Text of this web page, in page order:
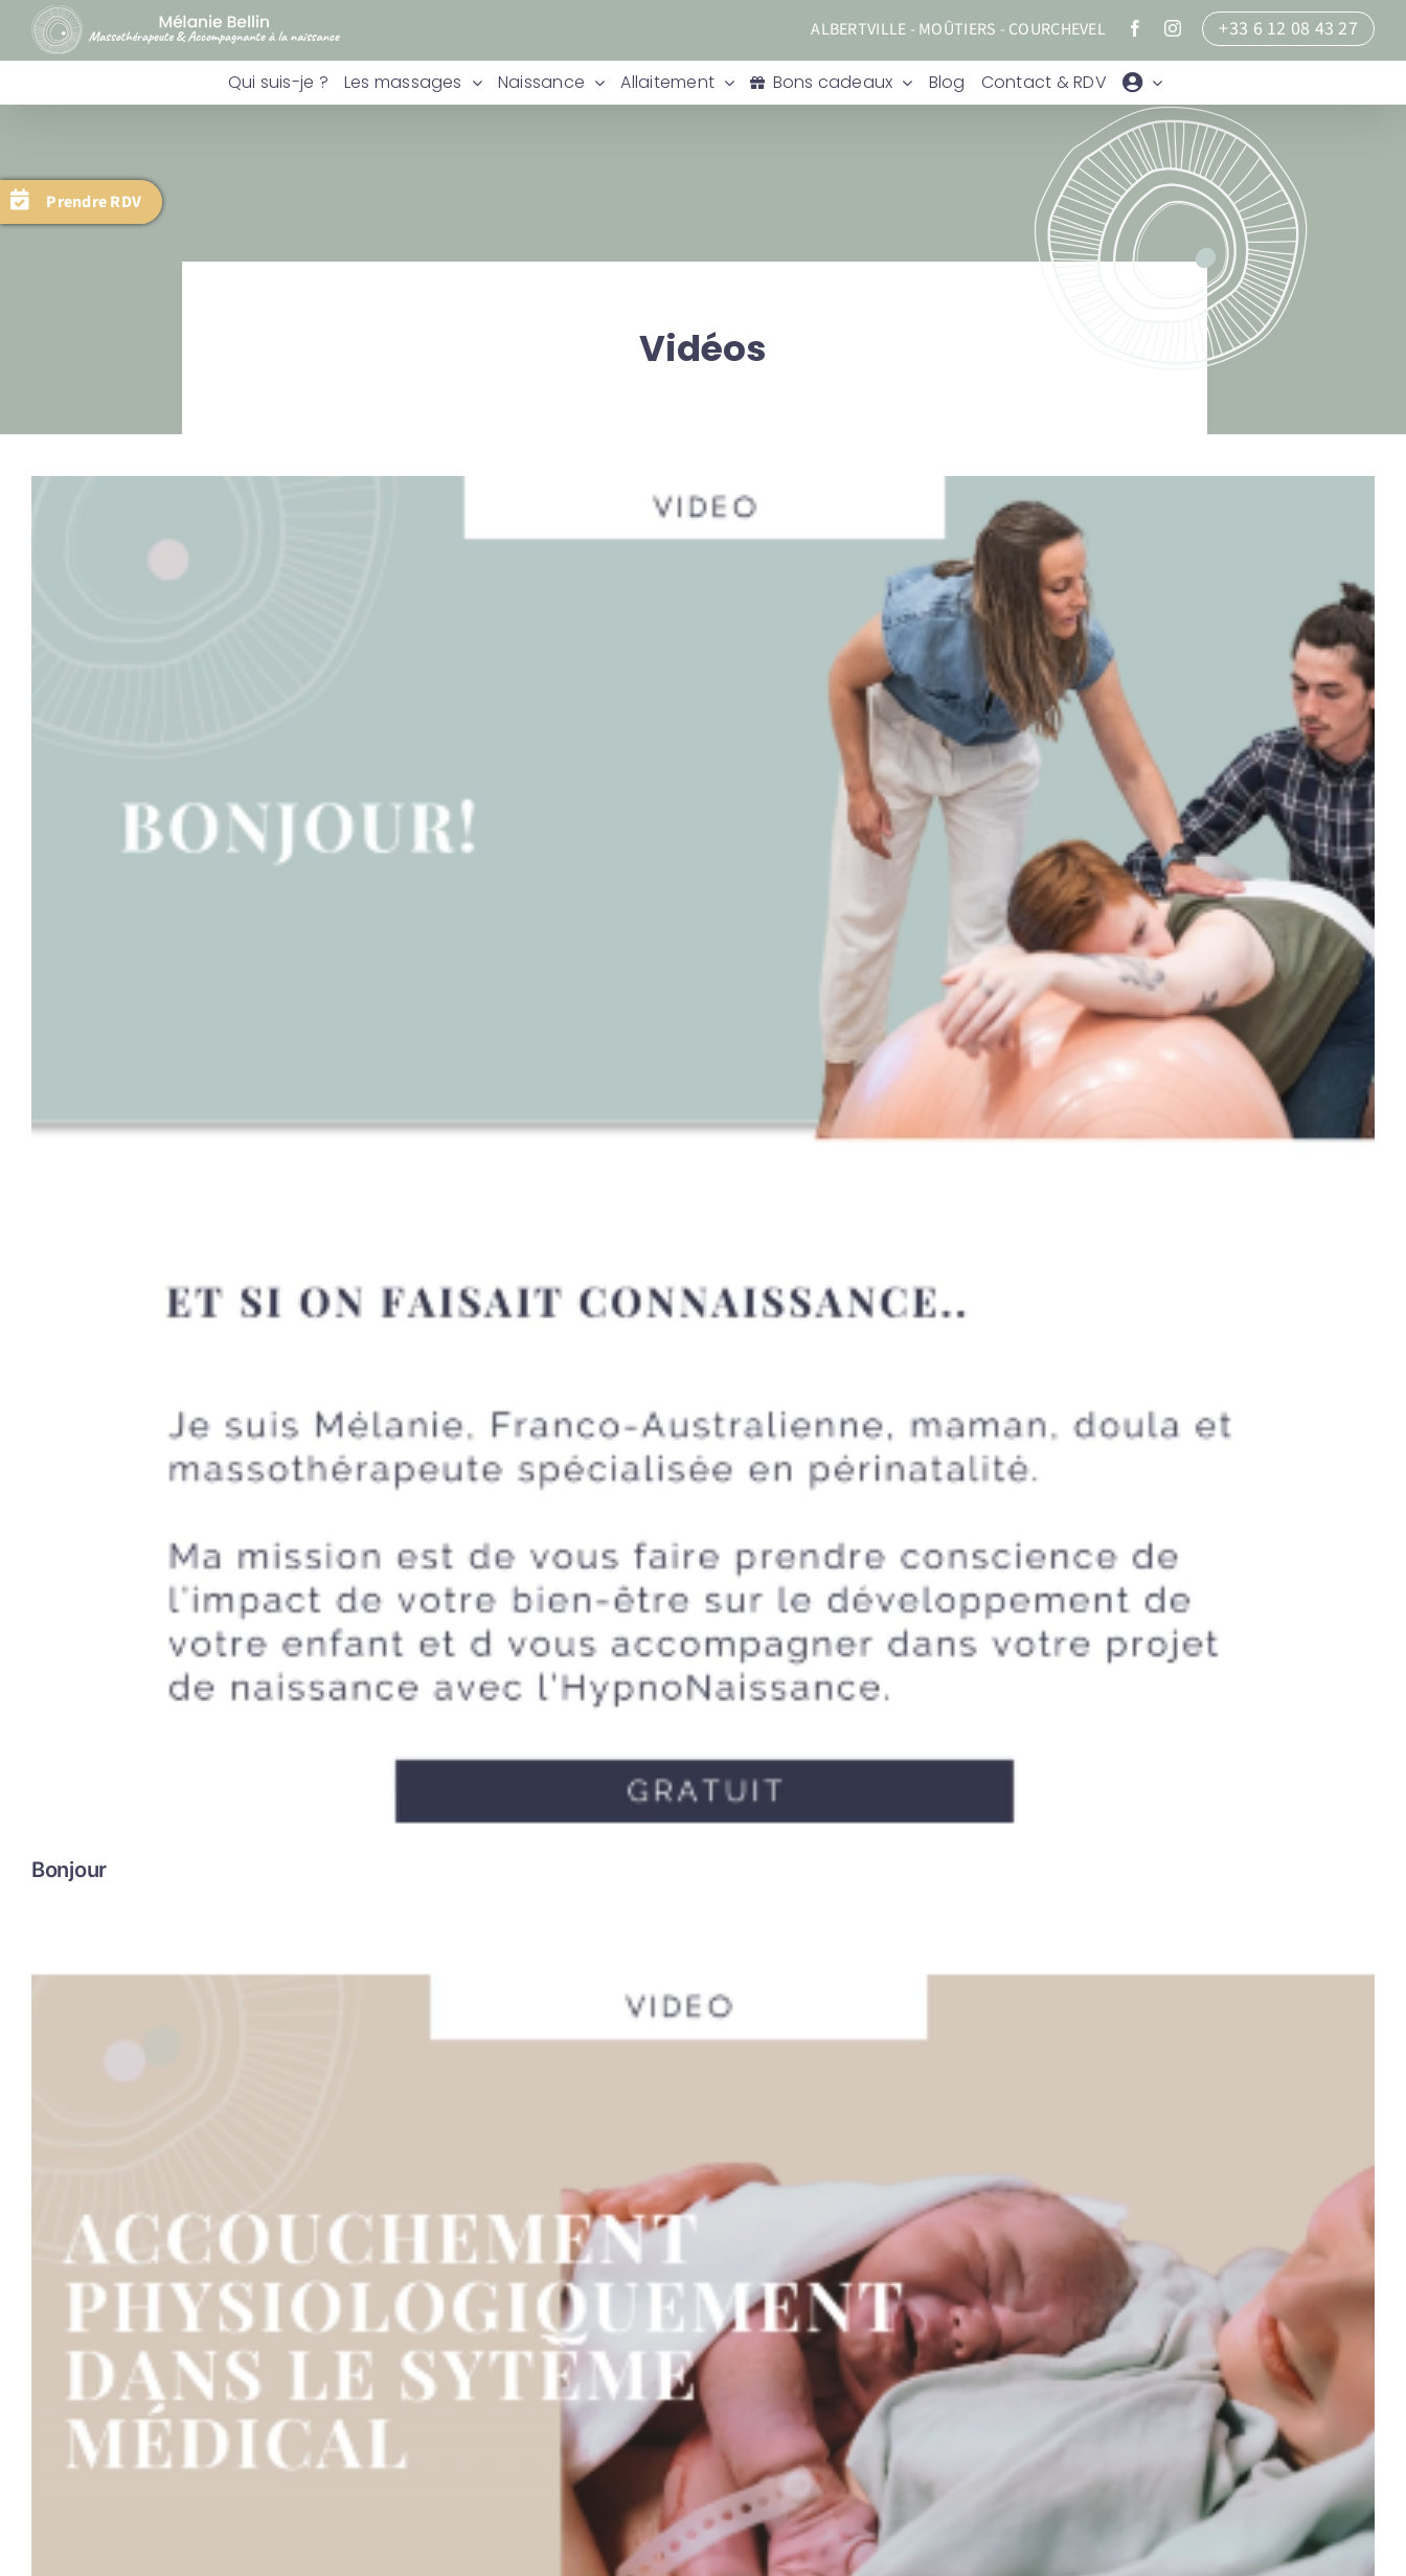
Skip
Prendre RDV
ALBERTVILLE - MOÛTIERS - COURCHEVEL FacebookInstagram+33 6 12 08 43 27
Qui suis-je ? Les massages Naissance Allaitement Bons cadeaux Blog Contact & RDV
Vidéos
Bonjour